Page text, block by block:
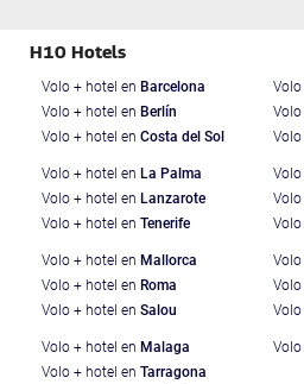
H10 Hotels
Volo + hotel en Barcelona
Volo + hotel en Berlín
Volo + hotel en Costa del Sol
Volo
Volo
Volo
Volo + hotel en La Palma
Volo + hotel en Lanzarote
Volo + hotel en Tenerife
Volo
Volo
Volo
Volo + hotel en Mallorca
Volo + hotel en Roma
Volo + hotel en Salou
Volo
Volo
Volo
Volo + hotel en Malaga
Volo + hotel en Tarragona
Volo